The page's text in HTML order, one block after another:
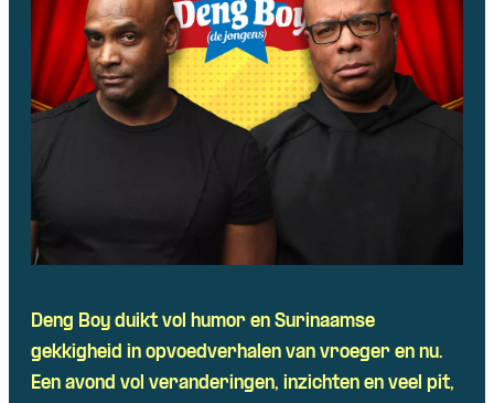
Deng Boy duikt vol humor en Surinaamse
gekkigheid in opvoedverhalen van vroeger en nu.
Een avond vol veranderingen, inzichten en veel pit,